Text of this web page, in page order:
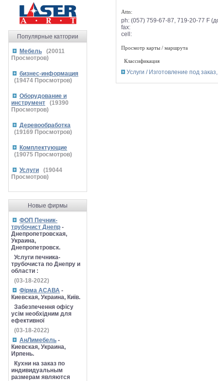
Популярные катгории
Мебель (20011
Просмотров)
бизнес-информация
(19474 Просмотров)
Оборудование и
инструмент
(19390
Просмотров)
Деревообработка
(19169 Просмотров)
Комплектующие
(19075 Просмотров)
Услуги (19044
Просмотров)
Новые фирмы
ФОП Печник-
трубочист Днепр -
Днепропетровская,
Украина,
Днепропетровск.
Услуги печника-
трубочиста по Днепру и
области :
(03-18-2022)
Фірма АСАВА -
Киевская, Украина, Київ.
Забезпечення офісу
усім необхідним для
ефективної
(03-18-2022)
АнЛимебель -
Киевская, Украина,
Ирпень.
Кухни на заказ по
индивидуальным
размерам являются
Attn:
ph: (057) 759-67-87, 719-20-77 F
fax:
cell:
Просмотр карты / маршрута
Классификация
Услуги / Изготовление под